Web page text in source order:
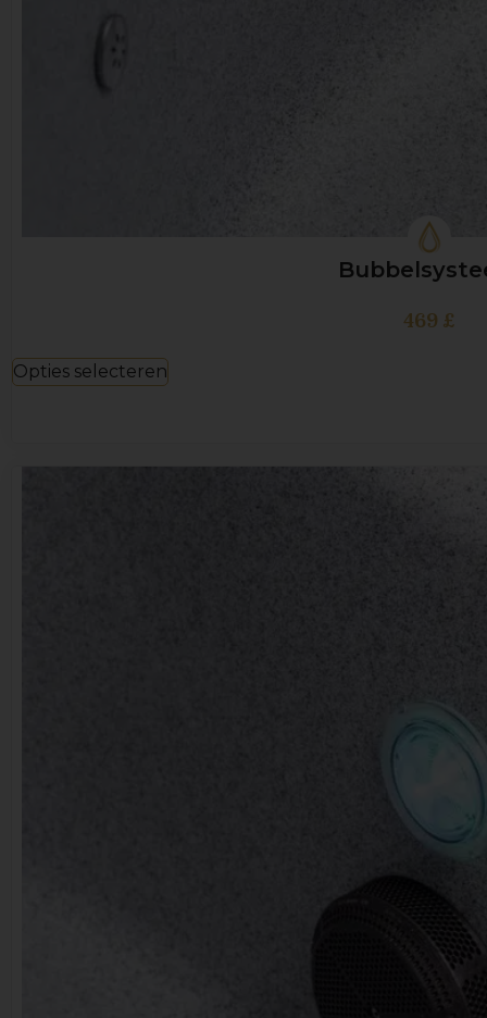
469 £
Opties selecteren